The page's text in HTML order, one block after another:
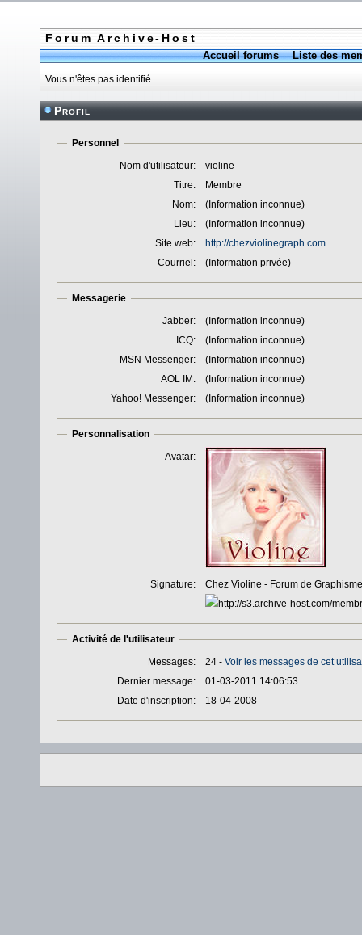
Forum Archive-Host
Accueil forums Liste des
Vous n'êtes pas identifié.
Profil
Personnel
Nom d'utilisateur:
violine
Titre:
Membre
Nom:
(Information inconnue)
Lieu:
(Information inconnue)
Site web:
http://chezviolinegraph.com
Courriel:
(Information privée)
Messagerie
Jabber:
(Information inconnue)
ICQ:
(Information inconnue)
MSN Messenger:
(Information inconnue)
AOL IM:
(Information inconnue)
Yahoo! Messenger:
(Information inconnue)
Personnalisation
Avatar:
Signature: Chez Violine - Forum de
Activité de l'utilisateur
Messages:
24 - Voir les messages de cet
Dernier message:
01-03-2011 14:06:53
Date d'inscription:
18-04-2008